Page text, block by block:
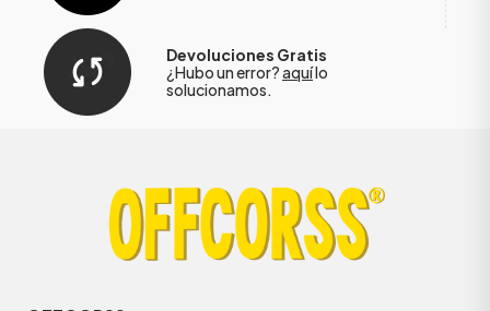
Devoluciones Gratis
¿Hubo un error?aquílo
solucionamos.